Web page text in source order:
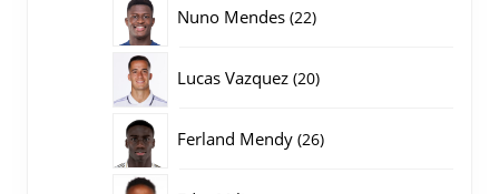
Nuno Mendes 2222
Lucas Vazquez 2020
Ferland Mendy 2626